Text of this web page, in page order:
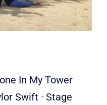
In My Tower
Swift · Stage